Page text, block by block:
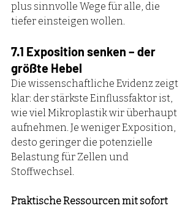
plus sinnvolle Wege für alle, die
tiefer einsteigen wollen.
7.1 Exposition senken – der
größte Hebel
Die wissenschaftliche Evidenz zeigt
klar: der stärkste Einflussfaktor ist,
wie viel Mikroplastik wir überhaupt
aufnehmen. Je weniger Exposition,
desto geringer die potenzielle
Belastung für Zellen und
Stoffwechsel.
Praktische Ressourcen mit sofort